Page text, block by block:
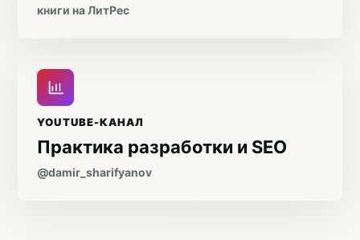
книги на ЛитРес
YOUTUBE-КАНАЛ
Практика разработки и SEO
@damir_sharifyanov